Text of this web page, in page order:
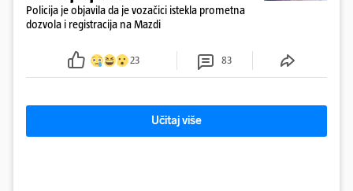
Policija je objavila da je vozačici istekla prometna
dozvola i registracija na Mazdi
23 83
Učitaj više